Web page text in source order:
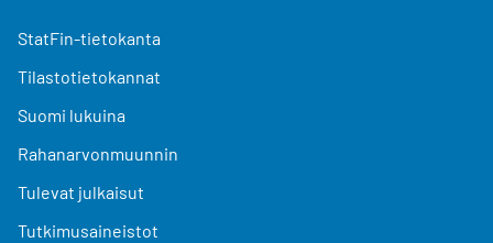
StatFin-tietokanta
Tilastotietokannat
Suomi lukuina
Rahanarvonmuunnin
Tulevat julkaisut
Tutkimusaineistot